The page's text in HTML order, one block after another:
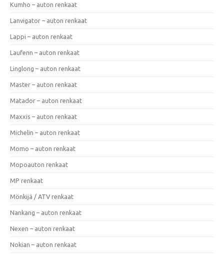
Kumho – auton renkaat
Lanvigator – auton renkaat
Lappi – auton renkaat
Laufenn – auton renkaat
Linglong – auton renkaat
Master – auton renkaat
Matador – auton renkaat
Maxxis – auton renkaat
Michelin – auton renkaat
Momo – auton renkaat
Mopoauton renkaat
MP renkaat
Mönkijä / ATV renkaat
Nankang – auton renkaat
Nexen – auton renkaat
Nokian – auton renkaat